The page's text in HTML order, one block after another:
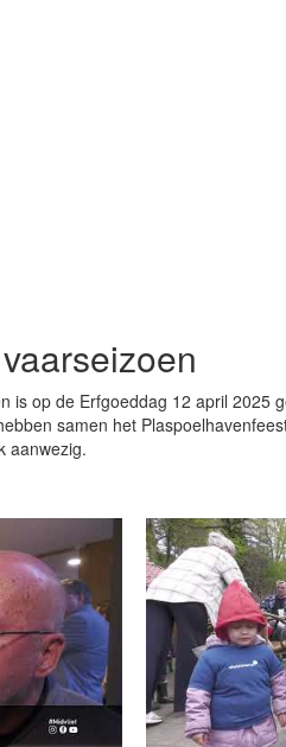
is op de Erfgoeddag 12 april
samen het
aanwezig.